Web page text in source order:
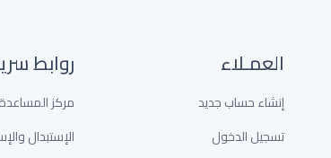
العمـلاء
إنشاء حساب جديد
تسجيل الدخول
روابط
مركز المساعدة
الإستبدال